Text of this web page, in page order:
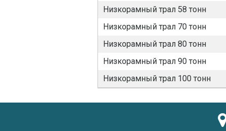
Низкорамный трал 58 тонн
Низкорамный трал 70 тонн
Низкорамный трал 80 тонн
Низкорамный трал 90 тонн
Низкорамный трал 100 тонн